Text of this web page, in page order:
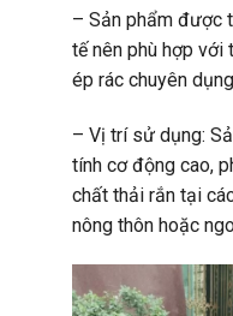
– Sản phẩm được
tế nên phù hợp
ép rác chuyên
– Vị trí sử dụng:
tính cơ động cao,
chất thải rắn tại
nông thôn hoặc